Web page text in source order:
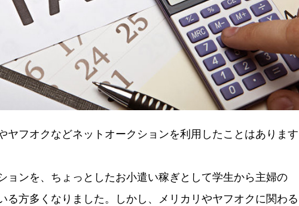
ヤフオクなどネットオークションを利用したことはあります
ョンを、ちょっとしたお小遣い稼ぎとして学生から主婦の
る方多くなりました。しかし、メリカリやヤフオクに関わる